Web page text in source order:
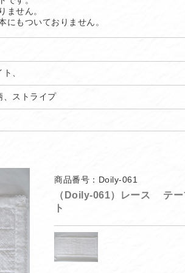
ません。
もついておりません。
、
、ストライプ
商品番号：Doily-061
（Doily-061）レース テー
ト